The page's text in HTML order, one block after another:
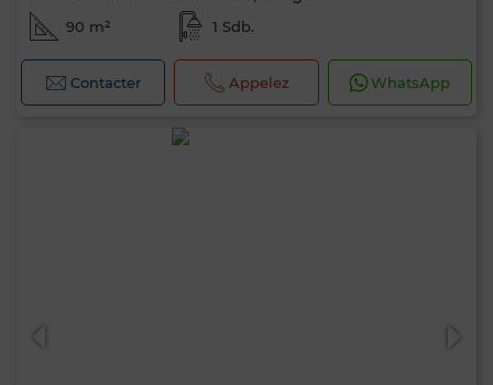
90 m² 1 Sdb.
Contacter Appelez WhatsApp